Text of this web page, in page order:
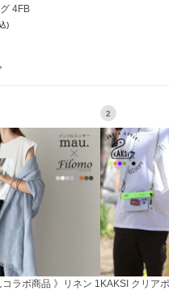
4FB
)
コラボ商品 》リネン 1
2
KAKSI クリア